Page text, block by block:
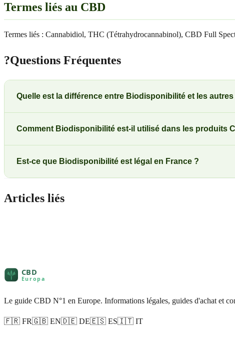
Termes liés au CBD
Termes liés : Cannabidiol, THC (Tétrahydrocannabinol), CBD Full
?Questions Fréquentes
Quelle est la différence entre Biodisponibilité et les
Comment Biodisponibilité est-il utilisé dans les produits
Est-ce que Biodisponibilité est légal en France ?
Articles liés
Le guide CBD N°1 en Europe. Informations légales, guides d'achat et
🇫🇷 FR🇬🇧 EN🇩🇪 DE🇪🇸 ES🇮🇹 IT